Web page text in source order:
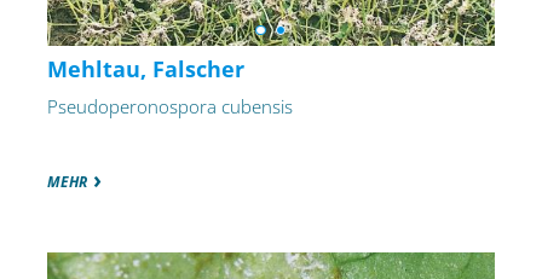
Mehltau, Falscher
Pseudoperonospora cubensis
MEHR